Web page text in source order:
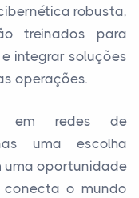
robusta,
treinados para
integrar soluções
operações.
em redes de
uma escolha
uma oportunidade
o mundo